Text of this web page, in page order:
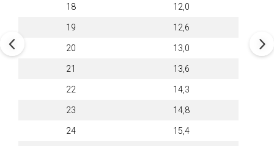
18 12,0
19 12,6
20 13,0
21 13,6
22 14,3
23 14,8
24 15,4